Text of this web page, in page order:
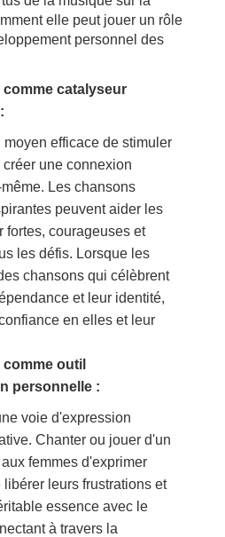
elle peut jouer un rôle
personnel des
comme catalyseur
moyen efficace de stimuler
créer une connexion
Les chansons
peuvent aider les
fortes, courageuses et
les défis. Lorsque les
chansons qui célèbrent
et leur identité,
en elles et leur
outil
personnelle :
voie d'expression
Chanter ou jouer d'un
femmes d'exprimer
libérer leurs frustrations et
essence avec le
à travers la